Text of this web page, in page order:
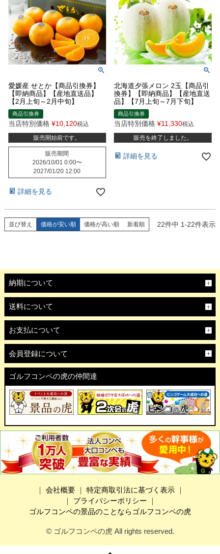
愛媛産 せとか【商品引換券】
【即納商品】【産地直送品】
【2月上旬～2月中旬】
商品引換券
当店特別価格 ¥10,120税込
販売開始前です。
販売期間
2026/10/01 0:00〜
2027/01/20 12:00
詳細を見る
北海道夕張メロン 2玉【商品引
換券】【即納商品】【産地直送
品】【7月上旬～7月下旬】
商品引換券
当店特別価格 ¥11,330税込
販売を終了しました。
詳細を見る
並び替え 価格が安い順 価格が高い順 新着順 22件中 1-22件表示
納期について
送料について
お支払について
会員登録について
ゴルフコンペの虎の仲間達
｜ 会社概要｜ 特定商取引法に基づく表示｜
｜ プライバシーポリシー ｜
ゴルフコンペの景品のことならゴルフコンペの虎
© ゴルフコンペの虎 All rights reserved.